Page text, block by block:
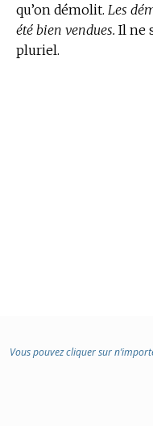
qu’on démolit. Les
été bien vendues. Il ne
pluriel.
Vous pouvez cliquer sur